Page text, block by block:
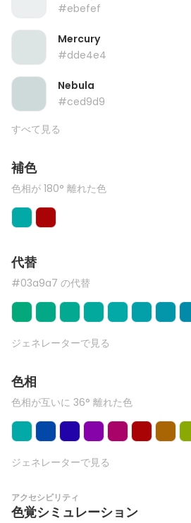
#ebefef
Mercury
#dde4e4
Nebula
#ced9d9
すべて見る
補色
色相が 180° 離れた色
代替
#03a9a7 の代替
ジェネレーターで見る
色相
色相が互いに 36° 離れた色
ジェネレーターで見る
アクセシビリティ
色覚シミュレーション